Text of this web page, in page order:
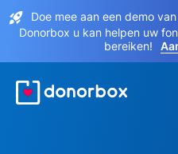
Doe mee aan een demo
Donorbox u kan helpen uw
bereiken!